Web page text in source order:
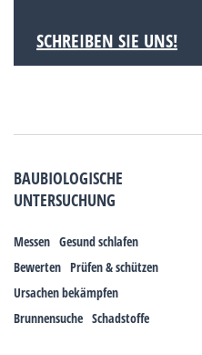
SCHREIBEN SIE UNS!
BAUBIOLOGISCHE
UNTERSUCHUNG
Messen Gesund schlafen
Bewerten Prüfen & schützen
Ursachen bekämpfen
Brunnensuche Schadstoffe